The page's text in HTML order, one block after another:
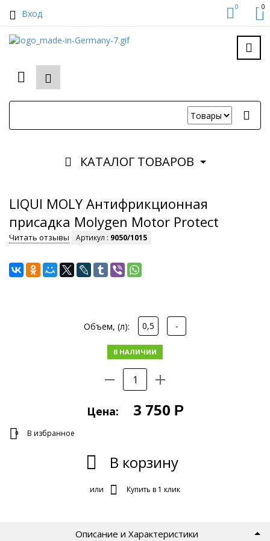
Вход
0 0
КАТАЛОГ ТОВАРОВ
LIQUI MOLY Антифрикционная
присадка Molygen Motor Protect
Читать отзывы Артикул : 9050/1015
ФИРМЕННЫЙ
Объем, (л): 0,5 -
В НАЛИЧИИ
Цена: 3 750 Р
0 В избранное
В корзину
или Купить в 1 клик
Описание и Характеристики